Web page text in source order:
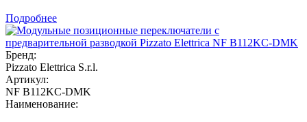
Подробнее
Бренд:
Pizzato Elettrica S.r.l.
Артикул:
NF B112KC-DMK
Наименование: